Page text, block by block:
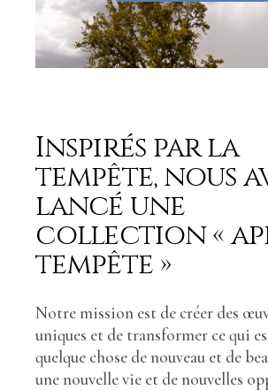
Inspirés par la
tempête, nous
lancé une
collection «
tempête »
Notre mission est de créer des
uniques et de transformer ce qui
quelque chose de nouveau et de
une nouvelle vie et de nouvelles